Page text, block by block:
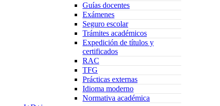
Guías docentes
Exámenes
Seguro escolar
Trámites académicos
Expedición de títulos y
certificados
RAC
TFG
Prácticas externas
Idioma moderno
Normativa académica